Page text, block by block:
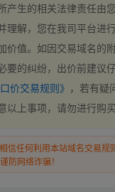
产生的相关法律责任由
理解，您在我司平台进
价值。如因交易域名的
要的纠纷，出价前建议
口价交易规则》 ，若有疑
以上事项，请勿进行购
信任何利用本站域名交易
防网络诈骗！